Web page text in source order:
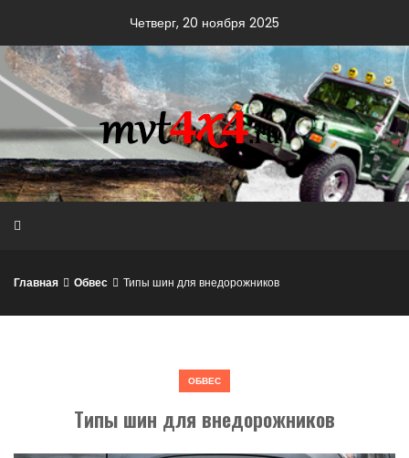
content
Четверг, 20 ноября 2025
Главная Обвес Типы шин для внедорожников
ОБВЕС
Типы шин для внедорожников